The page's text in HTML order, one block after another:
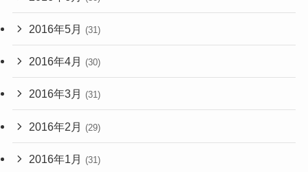
2016年5月 (31)
2016年4月 (30)
2016年3月 (31)
2016年2月 (29)
2016年1月 (31)